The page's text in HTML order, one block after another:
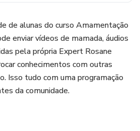
de alunas do curso Amamentação
enviar vídeos de mamada, áudios
pela própria Expert Rosane
conhecimentos com outras
Isso tudo com uma programação
da comunidade.